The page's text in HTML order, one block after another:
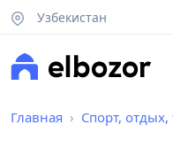
Узбекистан
Главная Спорт, отдых,